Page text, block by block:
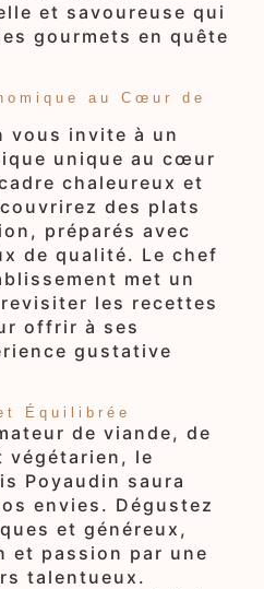
et savoureuse qui
gourmets en quête
au Cœur de
vous invite à un
unique au cœur
chaleureux et
des plats
préparés avec
de qualité. Le chef
met un
les recettes
offrir à ses
gustative
Équilibrée
de viande, de
végétarien, le
Poyaudin saura
envies. Dégustez
et généreux,
et passion par une
talentueux.